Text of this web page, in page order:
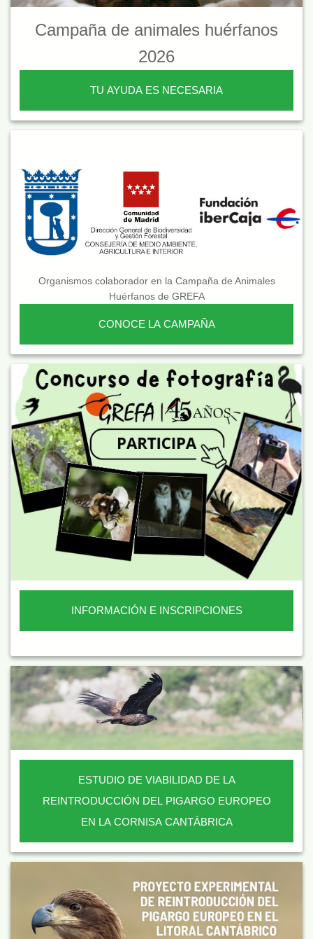
Campaña de animales huérfanos
2026
TU AYUDA ES NECESARIA
Organismos colaborador en la Campaña de Animales
Huérfanos de GREFA
CONOCE LA CAMPAÑA
INFORMACIÓN E INSCRIPCIONES
ESTUDIO DE VIABILIDAD DE LA
REINTRODUCCIÓN DEL PIGARGO EUROPEO
EN LA CORNISA CANTÁBRICA